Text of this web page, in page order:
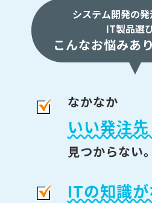
システム開発の発
IT製品選
こんなお悩みあ
なかなか
いい発注
見つからない。
ITの知識が